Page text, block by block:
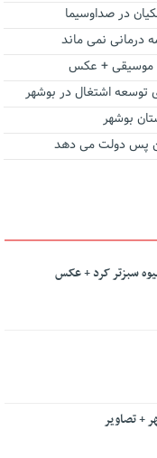
در صداوسیما
نمی ماند
موسیقی + عکس
توسعه اشتغال در بوشهر
بوشهر
پس دولت می دهد
سبزتر کرد + عکس
+ تصاویر